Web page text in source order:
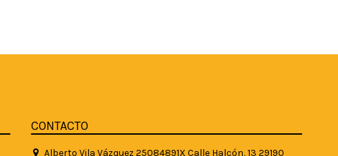
CONTACTO
Alberto Vila Vázquez 25084891X Calle Halcón, 13 29190